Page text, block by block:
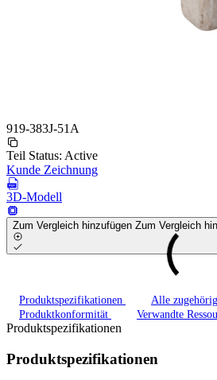
919-383J-51A
Teil Status: Active
Kunde Zeichnung
3D-Modell
Zum Vergleich hinzufügen Zum Vergleich
Produktspezifikationen
Alle
Produktkonformität
Verwandte
Produktspezifikationen
Produktspezifikationen